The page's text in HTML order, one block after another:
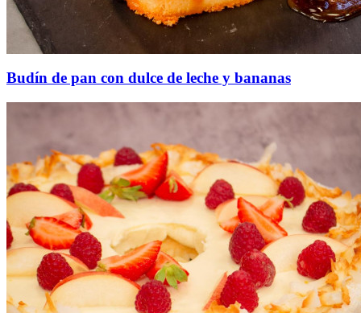
Budín de pan con dulce de leche y bananas